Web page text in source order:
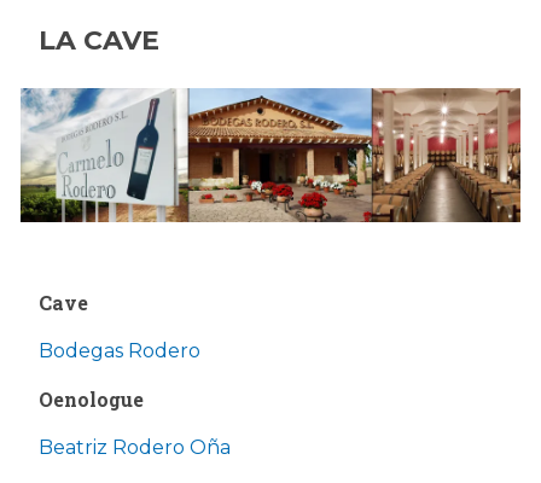
LA CAVE
Cave
Bodegas Rodero
Oenologue
Beatriz Rodero Oña